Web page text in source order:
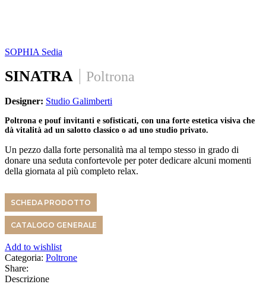
SOPHIA Sedia
SINATRA Poltrona
Designer: Studio Galimberti
Poltrona e pouf invitanti e sofisticati, con una forte estetica visiva che
dà vitalità ad un salotto classico o ad uno studio privato.
Un pezzo dalla forte personalità ma al tempo stesso in grado di
donare una seduta confortevole per poter dedicare alcuni momenti
della giornata al più completo relax.
SCHEDA PRODOTTO
CATALOGO GENERALE
Add to wishlist
Categoria: Poltrone
Share:
Descrizione